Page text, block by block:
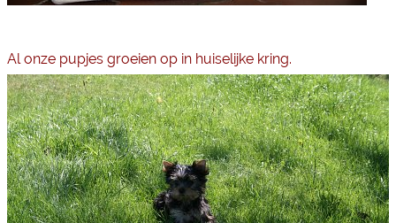
Al onze pupjes groeien op in huiselijke kring.